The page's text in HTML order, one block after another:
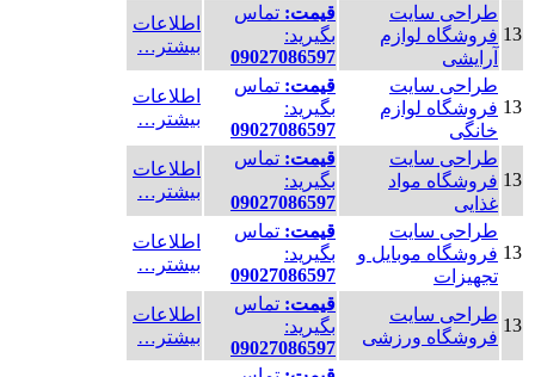
13
طراحی سایت
فروشگاه لوازم
آرایشی
قیمت: تماس
بگیرید:
09027086597
اطلاعات
بیشتر…
13
طراحی سایت
فروشگاه لوازم
خانگی
قیمت: تماس
بگیرید:
09027086597
اطلاعات
بیشتر…
13
طراحی سایت
فروشگاه مواد
غذایی
قیمت: تماس
بگیرید:
09027086597
اطلاعات
بیشتر…
13
طراحی سایت
فروشگاه موبایل و
تجهیزات
قیمت: تماس
بگیرید:
09027086597
اطلاعات
بیشتر…
13
طراحی سایت
فروشگاه ورزشی
قیمت: تماس
بگیرید:
09027086597
اطلاعات
بیشتر…